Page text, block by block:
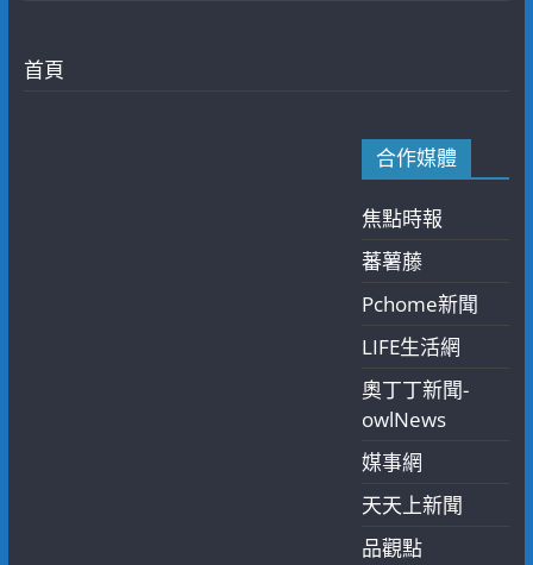
首頁
合作媒體
焦點時報
蕃薯藤
Pchome新聞
LIFE生活網
奧丁丁新聞-
owlNews
媒事網
天天上新聞
品觀點